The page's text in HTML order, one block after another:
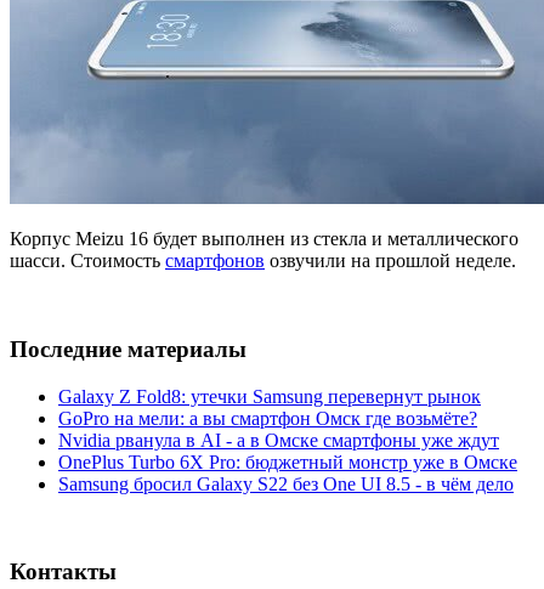
Корпус Meizu 16 будет выполнен из стекла и металлического
шасси. Стоимость смартфонов озвучили на прошлой неделе.
Последние материалы
Galaxy Z Fold8: утечки Samsung перевернут рынок
GoPro на мели: а вы смартфон Омск где возьмёте?
Nvidia рванула в AI - а в Омске смартфоны уже ждут
OnePlus Turbo 6X Pro: бюджетный монстр уже в Омске
Samsung бросил Galaxy S22 без One UI 8.5 - в чём дело
Контакты